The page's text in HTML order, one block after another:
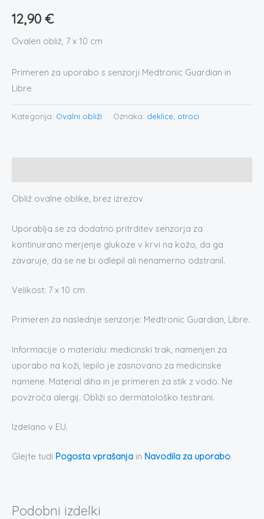
12,90 €
Ovalen obliž, 7 x 10 cm
Primeren za uporabo s senzorji Medtronic Guardian in
Libre
Kategorija: Ovalni obliži Oznaka: deklice otroci
Obliž ovalne oblike, brez izrezov
Uporablja se za dodatno pritrditev senzorja za
kontinuirano merjenje glukoze v krvi na kožo, da ga
zavaruje, da se ne bi odlepil ali nenamerno odstranil.
Velikost: 7 x 10 cm
Primeren za naslednje senzorje: Medtronic Guardian, Libre.
Informacije o materialu: medicinski trak, namenjen za
uporabo na koži, lepilo je zasnovano za medicinske
namene. Material diha in je primeren za stik z vodo. Ne
povzroča alergij. Obliži so dermatološko testirani.
Izdelano v EU.
Glejte tudi Pogosta vprašanja in Navodila za uporabo.
Podobni izdelki